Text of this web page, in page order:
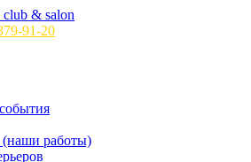
91-20
работы)